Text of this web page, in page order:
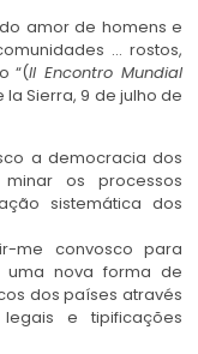
amor de homens e
… rostos,
“(II Encontro Mundial
la Sierra, 9 de julho de
a democracia dos
os processos
sistemática dos
me convosco para
uma nova forma de
dos países através
e tipificações